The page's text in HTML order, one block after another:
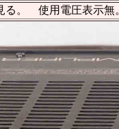
。 使用電圧表示無